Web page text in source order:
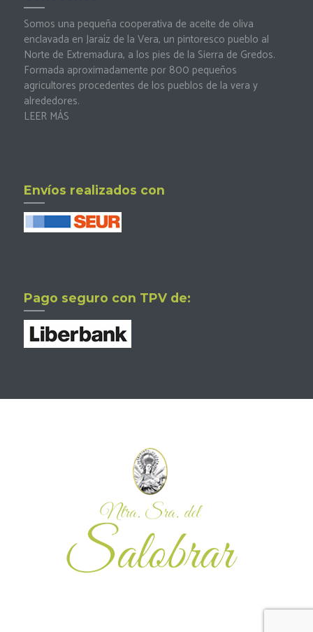
Somos una pequeña cooperativa de aceite de oliva
enclavada en Jaraíz de la Vera, un pintoresco pueblo al
Norte de Extremadura, a los pies de la Sierra de Gredos.
Formada aproximadamente por 800 pequeños
agricultores procedentes de los pueblos de la vera y
alrededores.
LEER MÁS
Envíos realizados con
Pago seguro con TPV de: